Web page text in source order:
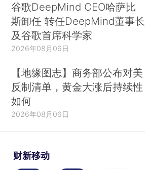
谷歌DeepMind CEO哈萨比
斯卸任 转任DeepMind董事长
及谷歌首席科学家
2026年08月06日
【地缘图志】商务部公布对美
反制清单，黄金大涨后持续性
如何
2026年08月06日
财新移动